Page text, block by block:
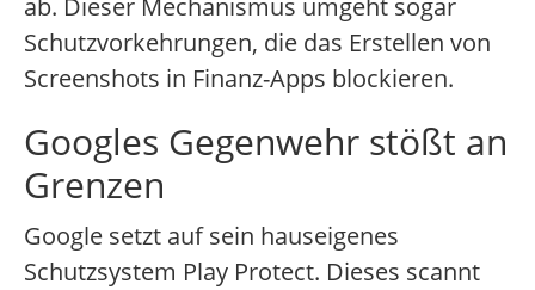
ab. Dieser Mechanismus umgeht sogar
Schutzvorkehrungen, die das Erstellen von
Screenshots in Finanz-Apps blockieren.
Googles Gegenwehr stößt an
Grenzen
Google setzt auf sein hauseigenes
Schutzsystem Play Protect. Dieses scannt